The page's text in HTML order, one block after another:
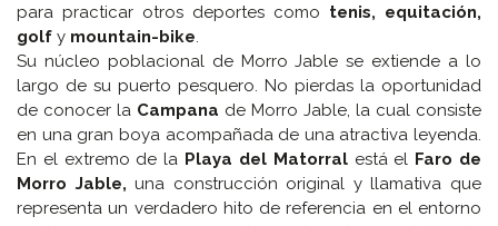
para practicar otros deportes como tenis, equitación,
golf y mountain-bike.
Su núcleo poblacional de Morro Jable se extiende a lo
largo de su puerto pesquero. No pierdas la oportunidad
de conocer la Campana de Morro Jable, la cual consiste
en una gran boya acompañada de una atractiva leyenda.
En el extremo de la Playa del Matorral está el Faro de
Morro Jable, una construcción original y llamativa que
representa un verdadero hito de referencia en el entorno